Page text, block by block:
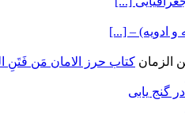
و ادویه) – [...]
کتاب حرز الامان مَن فَتَنِ
گنج یابی